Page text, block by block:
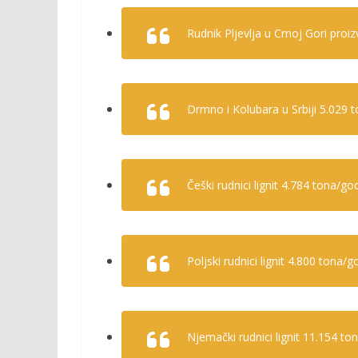
Rudnik Pljevlja u Crnoj Gori
Drmno i Kolubara u Srbiji 5.029
Češki rudnici lignit 4.784 tona/
Poljski rudnici lignit 4.800 tona/
Njemački rudnici lignit 11.154